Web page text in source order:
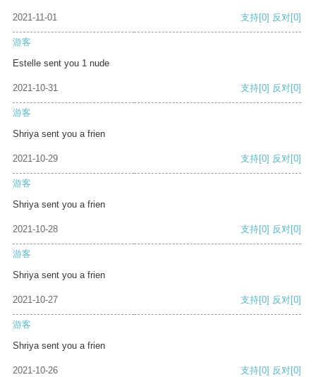
2021-11-01 支持[0] 反对[0]
游客
Estelle sent you 1 nude
2021-10-31 支持[0] 反对[0]
游客
Shriya sent you a frien
2021-10-29 支持[0] 反对[0]
游客
Shriya sent you a frien
2021-10-28 支持[0] 反对[0]
游客
Shriya sent you a frien
2021-10-27 支持[0] 反对[0]
游客
Shriya sent you a frien
2021-10-26 支持[0] 反对[0]